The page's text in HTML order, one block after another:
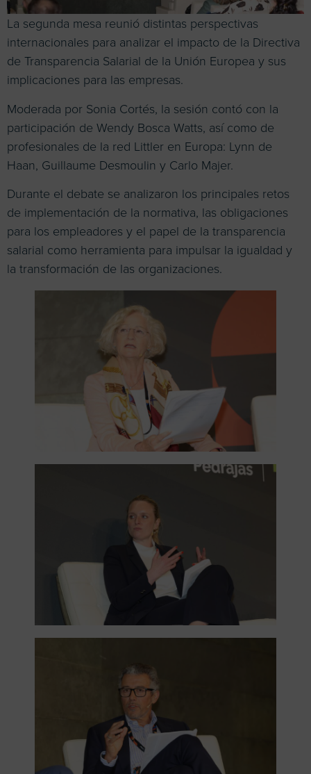
La segunda mesa reunió distintas perspectivas
internacionales para analizar el impacto de la Directiva
de Transparencia Salarial de la Unión Europea y sus
implicaciones para las empresas.
Moderada por Sonia Cortés, la sesión contó con la
participación de Wendy Bosca Watts, así como de
profesionales de la red Littler en Europa: Lynn de
Haan, Guillaume Desmoulin y Carlo Majer.
Durante el debate se analizaron los principales retos
de implementación de la normativa, las obligaciones
para los empleadores y el papel de la transparencia
salarial como herramienta para impulsar la igualdad y
la transformación de las organizaciones.